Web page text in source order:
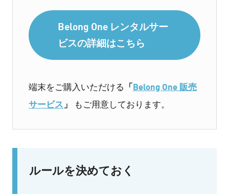
Belong One レンタルサー
ビスの詳細はこちら
端末をご購入いただける 「Belong One 販売
サービス 」 もご用意しております。
ルールを決めておく